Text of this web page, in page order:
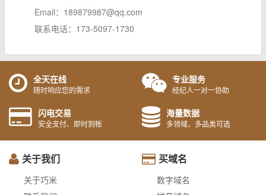
Email：189879987@qq.com
联系电话：173-5097-1730
全天在线
随时响应您的需求
专业服务
经纪人一对一协助
闪电交易
安全支付、即时到帐
海量数据
多领域、多品类可选
关于我们
关于巧米
买域名
数字域名